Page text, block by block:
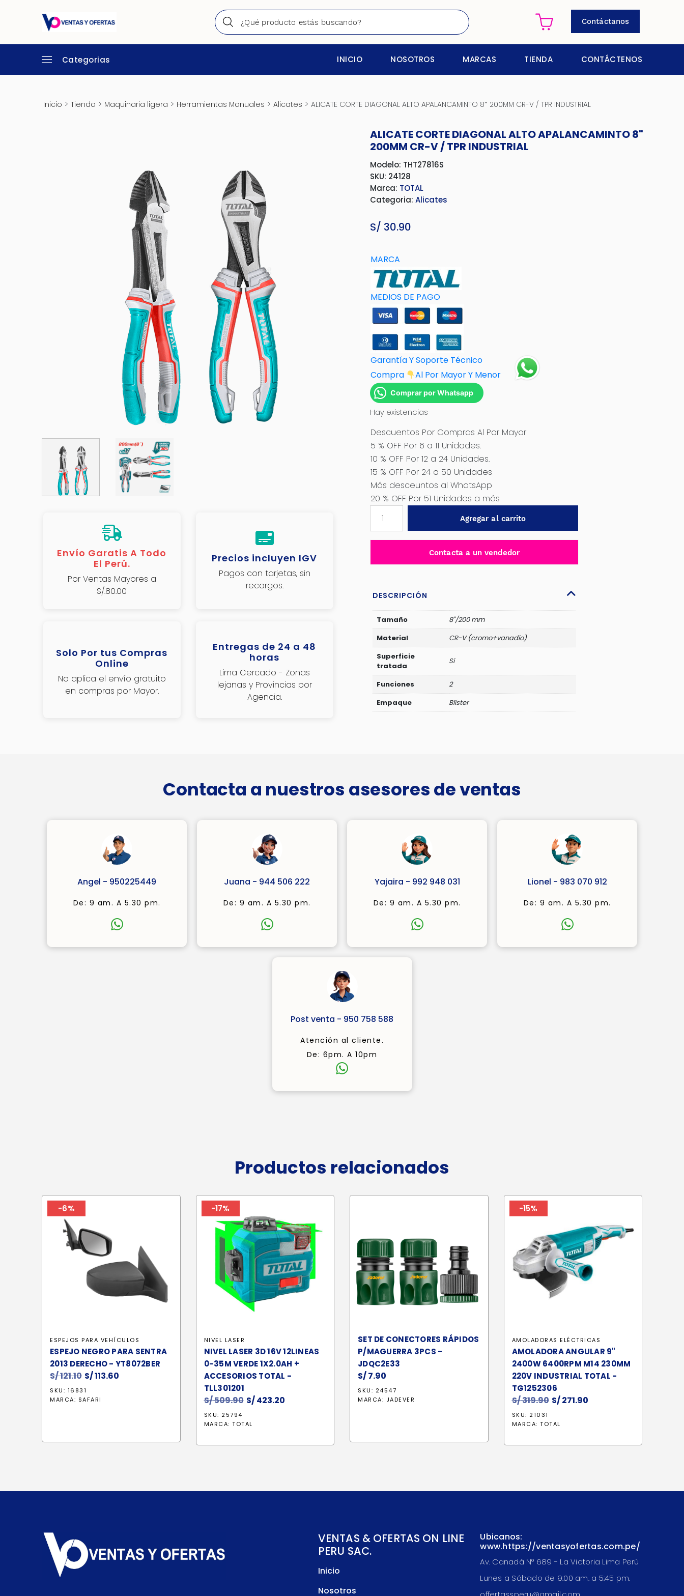
Contáctanos
Categorias INICIO NOSOTROS MARCAS TIENDA CONTÁCTENOS
Inicio > Tienda > Maquinaria ligera > Herramientas Manuales > Alicates > ALICATE CORTE DIAGONAL ALTO APALANCAMINTO 8″ 200MM CR-V / TPR INDUSTRIAL
Envío Garatis A Todo
El Perú.
Por Ventas Mayores a
S/.80.00
Precios incluyen IGV
Pagos con tarjetas, sin
recargos.
Solo Por tus Compras
Online
No aplica el envío gratuito
en compras por Mayor.
Entregas de 24 a 48
horas
Lima Cercado - Zonas
lejanas y Provincias por
Agencia.
ALICATE CORTE DIAGONAL ALTO APALANCAMINTO 8"
200MM CR-V / TPR INDUSTRIAL
Modelo: THT27816S
SKU: 24128
Marca: TOTAL
Categoria: Alicates
S/ 30.90
MARCA
MEDIOS DE PAGO
Garantía Y Soporte Técnico
Compra
Al Por Mayor Y Menor
Comprar por Whatsapp
Hay existencias
Descuentos Por Compras Al Por Mayor
5 % OFF Por 6 a 11 Unidades.
10 % OFF Por 12 a 24 Unidades.
15 % OFF Por 24 a 50 Unidades
Más desceuntos al WhatsApp
20 % OFF Por 51 Unidades a más
CORTE
DIAGONAL
CR-
V
TPR
INDUSTRIAL
cantidad
Agregar al carrito
Contacta a un vendedor
DESCRIPCIÓN
Tamaño
8"/200 mm
Material
CR-V (cromo+vanadio)
Superficie
tratada
Si
Funciones
2
Empaque
Blíster
Contacta a nuestros asesores de ventas
Angel - 950225449
De: 9 am. A 5.30 pm.
Juana - 944 506 222
De: 9 am. A 5.30 pm.
Yajaira - 992 948 031
De: 9 am. A 5.30 pm.
Lionel - 983 070 912
De: 9 am. A 5.30 pm.
Post venta - 950 758 588
Atención al cliente.
De: 6pm. A 10pm
Productos relacionados
-6%
ESPEJOS PARA VEHÍCULOS
ESPEJO NEGRO PARA SENTRA
2013 DERECHO - YT8072BER
S/121.10 El
precio
original
S/113.60
SKU: 16831
MARCA: SAFARI
-17%
NIVEL LASER
NIVEL LASER 3D 16V 12LINEAS
0-35M VERDE 1X2.0AH +
ACCESORIOS TOTAL -
TLL301201
S/509.90 El
original
S/ 509.90.
S/423.20
S/ 423.20.
SKU: 25794
MARCA: TOTAL
SET DE CONECTORES RÁPIDOS
P/MAGUERRA 3PCS -
JDQC2E33
S/7.90
SKU: 24547
MARCA: JADEVER
-15%
AMOLADORAS ELÉCTRICAS
AMOLADORA ANGULAR 9"
2400W 6400RPM M14 230MM
220V INDUSTRIAL TOTAL -
TG1252306
S/319.90 El
original
S/ 319.90.
S/271.90
S/ 271.90.
SKU: 21031
MARCA: TOTAL
VENTAS & OFERTAS ON LINE
PERU SAC.
Inicio
Nosotros
Ubicanos:
www.https://ventasyofertas.com.pe/
Av. Canadá N° 689 - La Victoria Lima Perú
Lunes a Sábado de 9:00 am. a 5:45 pm.